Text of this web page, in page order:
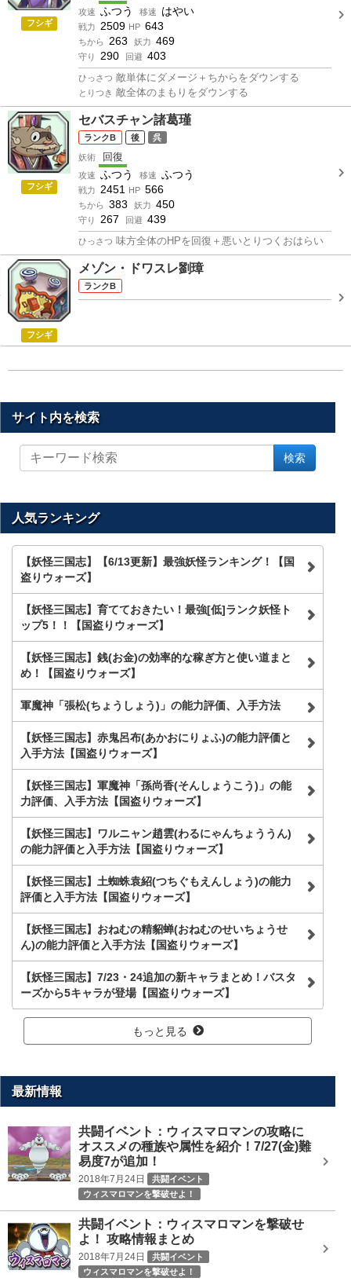
フシギ
攻速 ふつう 移速 はやい
戦力 2509 HP 643
ちから 263 妖力 469
守り 290 回避 403
ひっさつ 敵単体にダメージ＋ちからをダウンする
とりつき 敵全体のまもりをダウンする
フシギ
セバスチャン諸葛瑾
B 後 呉
妖術 回復
攻速 ふつう 移速 ふつう
戦力 2451 HP 566
ちから 383 妖力 450
守り 267 回避 439
ひっさつ 味方全体のHPを回復＋悪いとりつくおはらい
フシギ
メゾン・ドワスレ劉璋
B
サイト内を検索
イ
を
検
索
検索
人気ランキング
【妖怪三国志】【6/13更新】最強妖怪ランキング！【国
盗りウォーズ】
【妖怪三国志】育てておきたい！最強[低]ランク妖怪ト
ップ5！！【国盗りウォーズ】
【妖怪三国志】銭(お金)の効率的な稼ぎ方と使い道まと
め！【国盗りウォーズ】
軍魔神「張松(ちょうしょう)」の能力評価、入手方法
【妖怪三国志】赤鬼呂布(あかおにりょふ)の能力評価と
入手方法【国盗りウォーズ】
【妖怪三国志】軍魔神「孫尚香(そんしょうこう)」の能
力評価、入手方法【国盗りウォーズ】
【妖怪三国志】ワルニャン趙雲(わるにゃんちょううん)
の能力評価と入手方法【国盗りウォーズ】
【妖怪三国志】土蜘蛛袁紹(つちぐもえんしょう)の能力
評価と入手方法【国盗りウォーズ】
【妖怪三国志】おねむの精貂蝉(おねむのせいちょうせ
ん)の能力評価と入手方法【国盗りウォーズ】
【妖怪三国志】7/23・24追加の新キャラまとめ！バスタ
ーズから5キャラが登場【国盗りウォーズ】
もっと見る
最新情報
共闘イベント：ウィスマロマンの攻略に
オススメの種族や属性を紹介！7/27(金)難
易度7が追加！
2018年7月24日
共闘イベント
ウィスマロマンを撃破せよ！
共闘イベント：ウィスマロマンを撃破せ
よ！ 攻略情報まとめ
2018年7月24日
共闘イベント
ウィスマロマンを撃破せよ！